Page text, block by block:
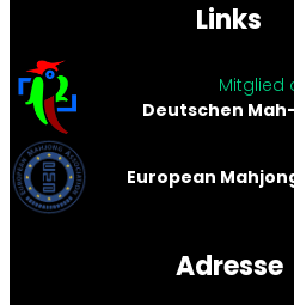
Links
Mitglied
Deutschen
European
Adresse